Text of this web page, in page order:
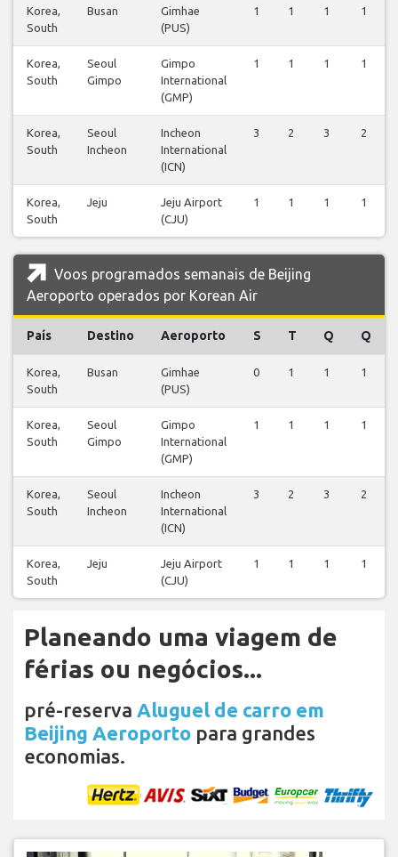
Korea,
South
Busan
Gimhae
(PUS)
1 1 1 1
Korea,
South
Seoul
Gimpo
Gimpo
International
(GMP)
1 1 1 1
Korea,
South
Seoul
Incheon
Incheon
International
(ICN)
3 2 3 2
Korea,
South
Jeju
Jeju Airport
(CJU)
1 1 1 1
Voos programados semanais de Beijing
Aeroporto operados por Korean Air
País Destino Aeroporto S T Q Q
Korea,
South
Busan
Gimhae
(PUS)
0 1 1 1
Korea,
South
Seoul
Gimpo
Gimpo
International
(GMP)
1 1 1 1
Korea,
South
Seoul
Incheon
Incheon
International
(ICN)
3 2 3 2
Korea,
South
Jeju
Jeju Airport
(CJU)
1 1 1 1
Planeando uma viagem de
férias ou negócios...
pré-reserva Aluguel de carro em
Beijing Aeroporto para grandes
economias.